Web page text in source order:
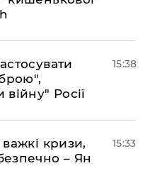
Росії
15:38
кризи,
– Ян
15:33